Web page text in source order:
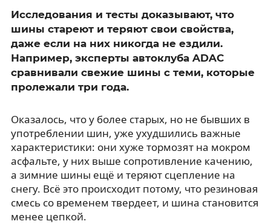
Исследования и тесты доказывают, что
шины стареют и теряют свои свойства,
даже если на них никогда не ездили.
Например, эксперты автоклуба ADAC
сравнивали свежие шины с теми, которые
пролежали три года.
Оказалось, что у более старых, но не бывших в
употреблении шин, уже ухудшились важные
характеристики: они хуже тормозят на мокром
асфальте, у них выше сопротивление качению,
а зимние шины ещё и теряют сцепление на
снегу. Всё это происходит потому, что резиновая
смесь со временем твердеет, и шина становится
менее цепкой.